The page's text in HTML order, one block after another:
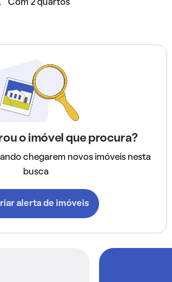
Com 2 quartos
o imóvel que procura?
chegarem novos imóveis nesta
busca
alerta de imóveis